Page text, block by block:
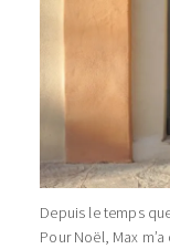
Depuis le temps
Pour Noël, Max